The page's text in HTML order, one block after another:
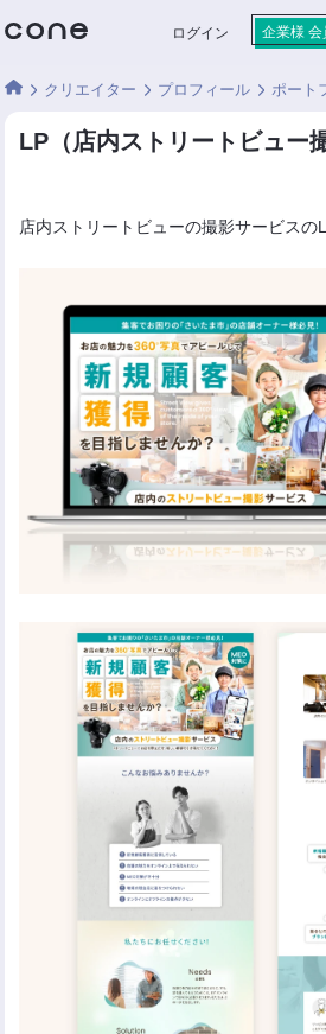
ログイン 企業様 会
クリエイター プロフィール ポート
LP（店内ストリートビュー
店内ストリートビューの撮影サービスの